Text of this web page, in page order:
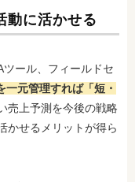
動に活かせる
ール、フィールドセ
一元管理すれば「短・
売上予測を今後の戦略
かせるメリットが得ら